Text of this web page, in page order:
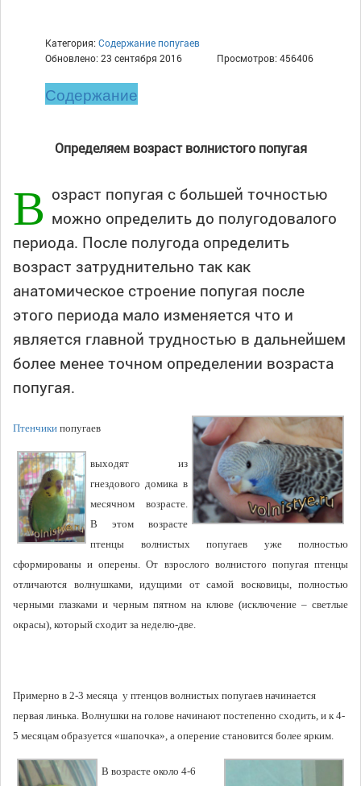
Категория: Содержание попугаев
Обновлено: 23 сентября 2016
Просмотров: 456406
Содержание
Определяем возраст волнистого попугая
В озраст попугая с большей точностью
можно определить до полугодовалого
периода. После полугода определить
возраст затруднительно так как
анатомическое строение попугая после
этого периода мало изменяется что и
является главной трудностью в дальнейшем
более менее точном определении возраста
попугая.
Птенчики попугаев
выходят из
гнездового домика в
месячном возрасте.
В этом возрасте
птенцы волнистых попугаев уже полностью
сформированы и оперены. От взрослого волнистого попугая птенцы
отличаются волнушками, идущими от самой восковицы, полностью
черными глазками и черным пятном на клюве (исключение – светлые
окрасы), который сходит за неделю-две.
Примерно в 2-3 месяца у птенцов волнистых попугаев начинается
первая линька. Волнушки на голове начинают постепенно сходить, и к 4-
5 месяцам образуется «шапочка», а оперение становится более ярким.
В возрасте около 4-6